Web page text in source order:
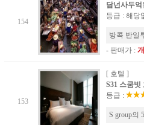
154
담넌사두
등급 : 해당
방콕 반일
- 판매가 :
153
[ 호텔 ]
S31 스쿰
등급 :
S group의